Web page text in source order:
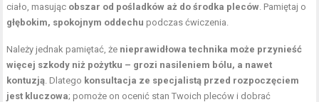
ciało, masując obszar od pośladków aż do środka pleców . Pamiętaj o
głębokim, spokojnym oddechu podczas ćwiczenia.
Należy jednak pamiętać, że nieprawidłowa technika może przynieść
więcej szkody niż pożytku – grozi nasileniem bólu, a nawet
kontuzją . Dlatego konsultacja ze specjalistą przed rozpoczęciem
jest kluczowa; pomoże on ocenić stan Twoich pleców i dobrać